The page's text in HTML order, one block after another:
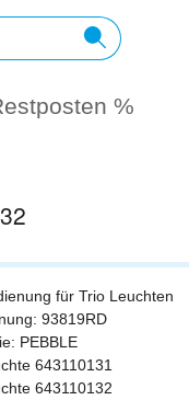
%
für Trio Leuchten
93819RD
PEBBLE
643110131
643110132